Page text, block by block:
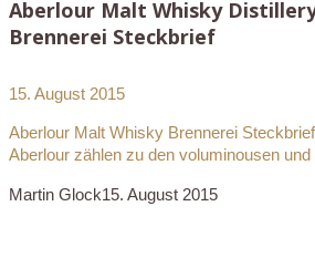
Aberlour Malt Whisky
Brennerei Steckbrief
15. August 2015
Aberlour Malt Whisky Brennerei
Aberlour zählen zu den voluminousen
Martin Glock15. August 2015